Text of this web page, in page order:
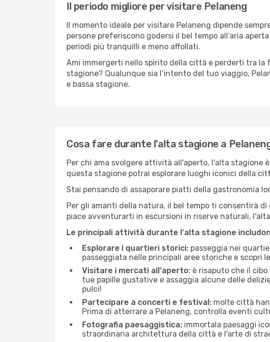
Il periodo migliore per visitare Pelaneng
Il momento ideale per visitare Pelaneng dipende
persone preferiscono godersi il bel tempo all’aria
periodi più tranquilli e meno affollati.
Ami immergerti nello spirito della città e perderti tra la
stagione? Qualunque sia l’intento del tuo viaggio,
e bassa stagione.
Cosa fare durante l'alta stagione a
Per chi ama svolgere attività all'aperto, l'alta stagione
questa stagione potrai esplorare luoghi iconici della
Stai pensando di assaporare piatti della gastronomia
Per gli amanti della natura, il bel tempo ti consentirà
piace avventurarti in escursioni in riserve naturali,
Le principali attività durante l'alta stagione
Esplorare i quartieri storici: passeggia nei
passeggiata nelle principali aree storiche e
Visitare i mercati all'aperto: è risaputo che il
tue papille gustative e assaggia alcune delle
pulci!
Partecipare a concerti e festival: molte città
Prima di atterrare a Pelaneng, controlla eventi
Fotografia paesaggistica: immortala paesaggi
straordinaria architettura della città e l'arte di